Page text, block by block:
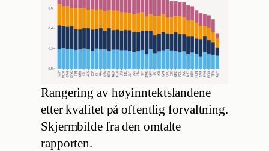
Rangering av høyinntektslandene
etter kvalitet på offentlig forvaltning.
Skjermbilde fra den omtalte
rapporten.